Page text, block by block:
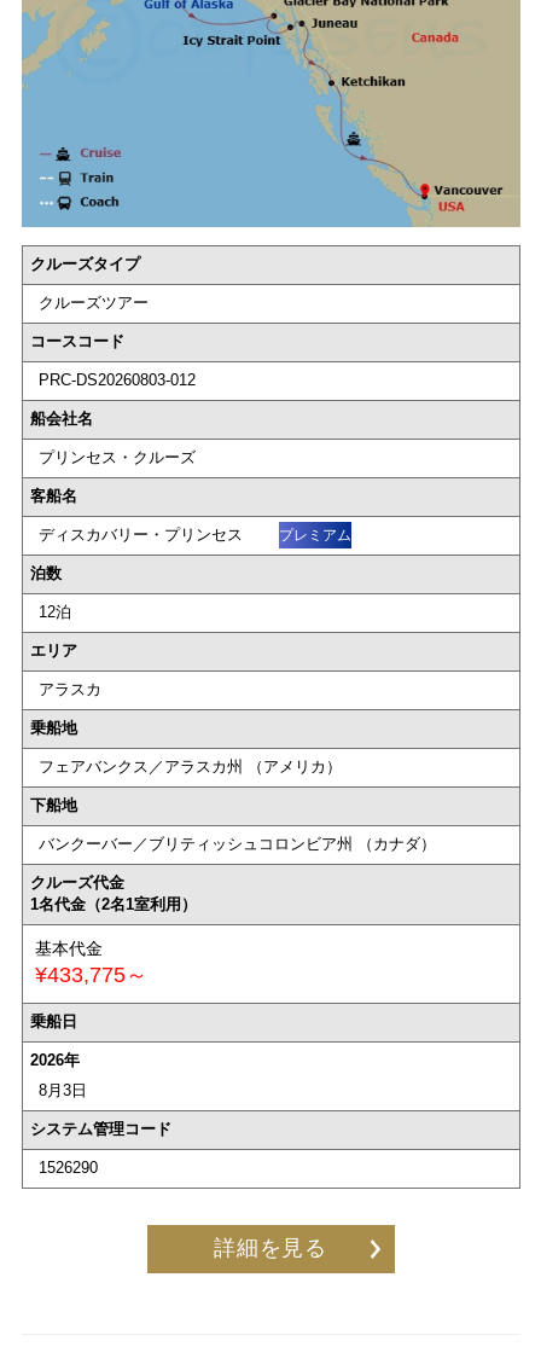
クルーズタイプ
クルーズツアー
コースコード
PRC-DS20260803-012
船会社名
プリンセス・クルーズ
客船名
ディスカバリー・プリンセス プレミアム
泊数
12泊
エリア
アラスカ
乗船地
フェアバンクス／アラスカ州 （アメリカ）
下船地
バンクーバー／ブリティッシュコロンビア州 （カナダ）
クルーズ代金
1名代金（2名1室利用）
基本代金
¥433,775～
乗船日
2026年
8月3日
システム管理コード
1526290
詳細を見る